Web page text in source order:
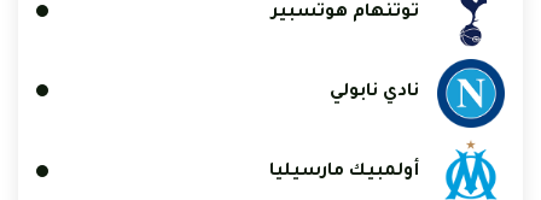
توتنهام هوتسبير
نادي نابولي
أولمبيك مارسيليا